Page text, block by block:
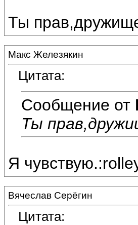
Ты
Макс Железякин
Цитата:
Сообщение от
Ты
Я
Вячеслав Серёгин
Цитата: